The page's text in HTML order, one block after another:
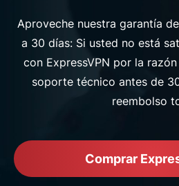
Aproveche nuestra garantía
a 30 días: Si usted no está
con ExpressVPN por la
soporte técnico antes de
reembolso
Comprar